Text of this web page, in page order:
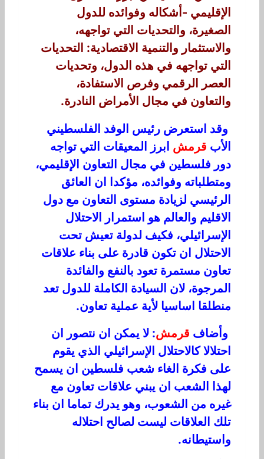
الإقليمي -أشكاله وفوائده للدول
الصغيرة، والتحديات التي تواجهه،
والاستثمار والتنمية الاقتصادية: التحديات
التي تواجهه في هذه الدول، وتحديات
العصر الرقمي وفرص الاستفادة،
والتعاون في مجال الأمراض النادرة.
وقد استعرض رئيس الوفد الفلسطيني
الأب قرمش ابرز المعيقات التي تواجه
دور فلسطين في مجال التعاون الإقليمي،
ومتطلباته وفوائده، مؤكدا ان العائق
الرئيسي لزيادة مستوى التعاون مع دول
الاقليم والعالم هو استمرار الاحتلال
الإسرائيلي، فكيف لدولة تعيش تحت
الاحتلال ان تكون قادرة على بناء علاقات
تعاون مستمرة تعود بالنفع والفائدة
المرجوة، لان السيادة الكاملة للدول تعد
منطلقا اساسيا لأية عملية تعاون.
وأضاف قرمش: لا يمكن ان نتصور ان
احتلالا كالاحتلال الإسرائيلي الذي يقوم
على فكرة الغاء شعب فلسطين ان يسمح
لهذا الشعب ان يبني علاقات تعاون مع
غيره من الشعوب، وهو يدرك تماما ان بناء
تلك العلاقات ليست لصالح احتلاله
واستيطانه.